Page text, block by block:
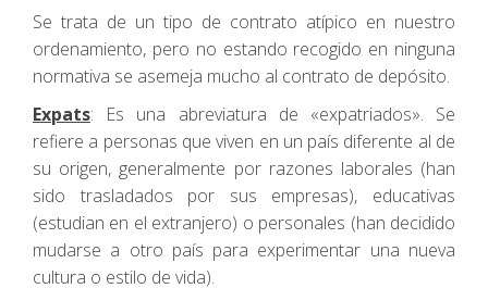
Se trata de un tipo de contrato atípico en nuestro
ordenamiento, pero no estando recogido en ninguna
normativa se asemeja mucho al contrato de depósito.
Expats: Es una abreviatura de «expatriados». Se
refiere a personas que viven en un país diferente al de
su origen, generalmente por razones laborales (han
sido trasladados por sus empresas), educativas
(estudian en el extranjero) o personales (han decidido
mudarse a otro país para experimentar una nueva
cultura o estilo de vida).